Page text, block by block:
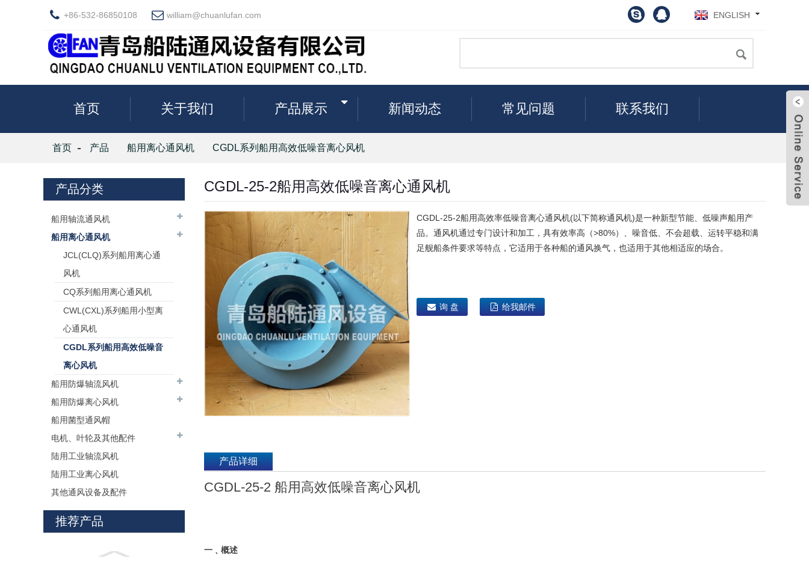
+86-532-86850108 william@chuanlufan.com ENGLISH
首页 关于我们 产品展示 新闻动态 常见问题 联系我们
首页 产品 船用离心通风机 CGDL系列船用高效低噪音离心风机
产品分类
船用轴流通风机
船用离心通风机
JCL(CLQ)系列船用离心通
风机
CQ系列船用离心通风机
CWL(CXL)系列船用小型离
心通风机
CGDL系列船用高效低噪音
离心风机
船用防爆轴流风机
船用防爆离心风机
船用菌型通风帽
电机、叶轮及其他配件
陆用工业轴流风机
陆用工业离心风机
其他通风设备及配件
推荐产品
CGDL-25-2船用高效低噪音离心通风机
CGDL-25-2船用高效率低噪音离心通风机(以下简称通风机)是一种新型节能、低噪声船用产
品。通风机通过专门设计和加工，具有效率高（>80%）、噪音低、不会超载、运转平稳和满
足舰船条件要求等特点，它适用于各种船的通风换气，也适用于其他相适应的场合。
询 盘 给我邮件
产品详细
CGDL-25-2 船用高效低噪音离心风机
一﹑概述